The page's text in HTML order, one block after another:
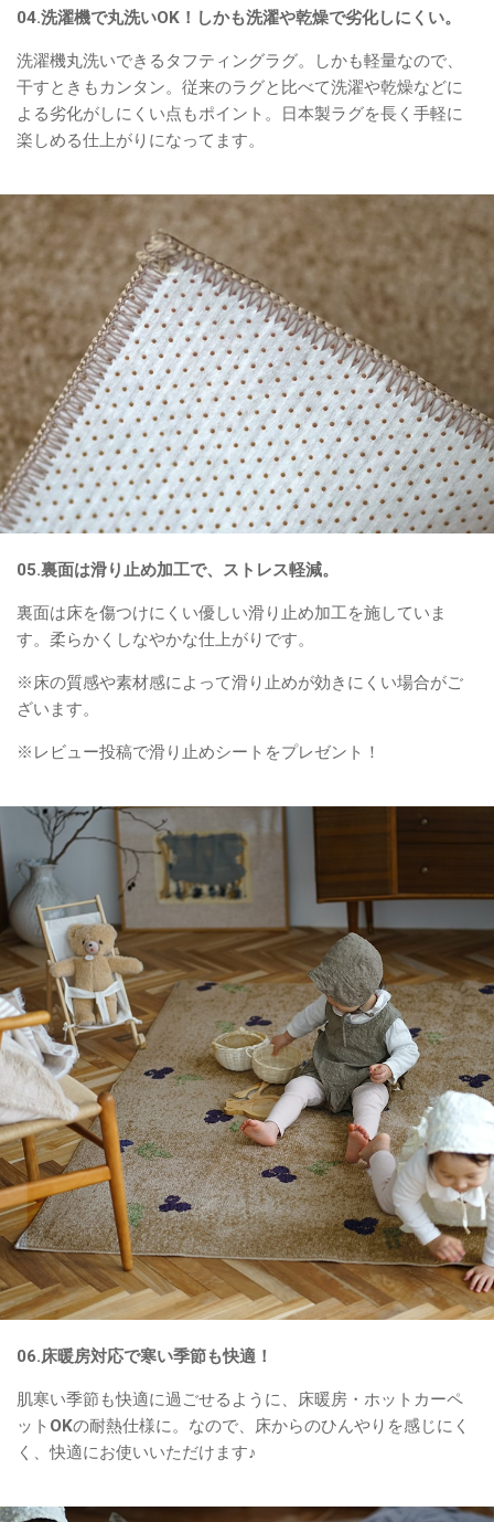
04.洗濯機で丸洗いOK！しかも洗濯や乾燥で劣化しにくい。
洗濯機丸洗いできるタフティングラグ。しかも軽量なので、
干すときもカンタン。従来のラグと比べて洗濯や乾燥などに
よる劣化がしにくい点もポイント。日本製ラグを長く手軽に
楽しめる仕上がりになってます。
05.裏面は滑り止め加工で、ストレス軽減。
裏面は床を傷つけにくい優しい滑り止め加工を施していま
す。柔らかくしなやかな仕上がりです。
※床の質感や素材感によって滑り止めが効きにくい場合がご
ざいます。
※レビュー投稿で滑り止めシートをプレゼント！
06.床暖房対応で寒い季節も快適！
肌寒い季節も快適に過ごせるように、床暖房・ホットカーペ
ットOKの耐熱仕様に。なので、床からのひんやりを感じにく
く、快適にお使いいただけます♪